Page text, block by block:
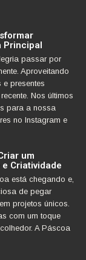
Principal
passar por
Aproveitando
presentes
Nos últimos
para a nossa
no Instagram e
um
Criatividade
está chegando e,
de pegar
projetos únicos.
com um toque
A Páscoa